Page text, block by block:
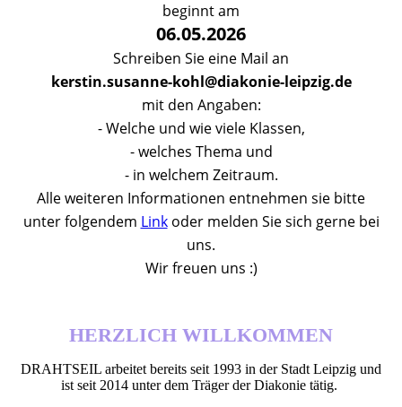
beginnt am
06.05.2026
Schreiben Sie eine Mail an
kerstin.susanne-kohl@diakonie-leipzig.de
mit den Angaben:
- Welche und wie viele Klassen,
- welches Thema und
- in welchem Zeitraum.
Alle weiteren Informationen entnehmen sie bitte
unter folgendem Linkoder melden Sie sich gerne bei
uns.
Wir freuen uns :)
HERZLICH WILLKOMMEN
DRAHTSEIL arbeitet bereits seit 1993 in der Stadt Leipzig und
ist seit 2014 unter dem Träger der Diakonie tätig.